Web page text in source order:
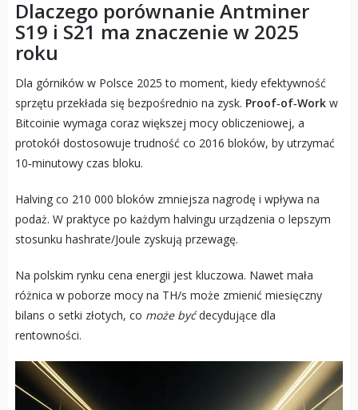
Dlaczego porównanie Antminer
S19 i S21 ma znaczenie w 2025
roku
Dla górników w Polsce 2025 to moment, kiedy efektywność
sprzętu przekłada się bezpośrednio na zysk. Proof‑of‑Workw
Bitcoinie wymaga coraz większej mocy obliczeniowej, a
protokół dostosowuje trudność co 2016 bloków, by utrzymać
10‑minutowy czas bloku.
Halving co 210 000 bloków zmniejsza nagrodę i wpływa na
podaż. W praktyce po każdym halvingu urządzenia o lepszym
stosunku hashrate/Joule zyskują przewagę.
Na polskim rynku cena energii jest kluczowa. Nawet mała
różnica w poborze mocy na TH/s może zmienić miesięczny
bilans o setki złotych, co może byćdecydujące dla
rentowności.